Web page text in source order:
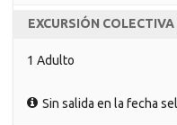
EXCURSIÓN
1 Adulto
Sin salida en la fecha